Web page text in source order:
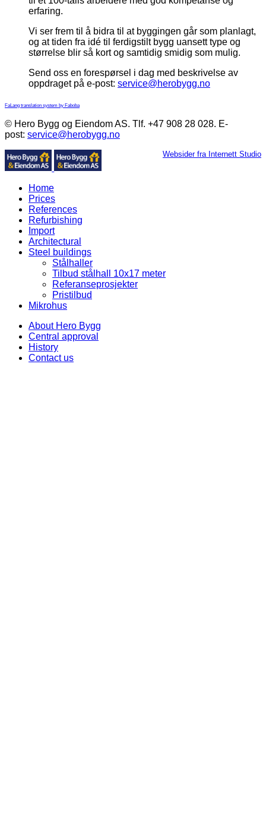
erfaring.
Vi ser frem til å bidra til at byggingen går som planlagt,
og at tiden fra idé til ferdigstilt bygg uansett type og
størrelse blir så kort og samtidig smidig som mulig.
Send oss en forespørsel i dag med beskrivelse av
oppdraget på e-post: service@herobygg.no
FaLang translation system by Faboba
© Hero Bygg og Eiendom AS. Tlf. +47 908 28 028. E-
post: service@herobygg.no
Websider fra Internett Studio
Home
Prices
References
Refurbishing
Import
Architectural
Steel buildings
Stålhaller
Tilbud stålhall 10x17 meter
Referanseprosjekter
Pristilbud
Mikrohus
About Hero Bygg
Central approval
History
Contact us